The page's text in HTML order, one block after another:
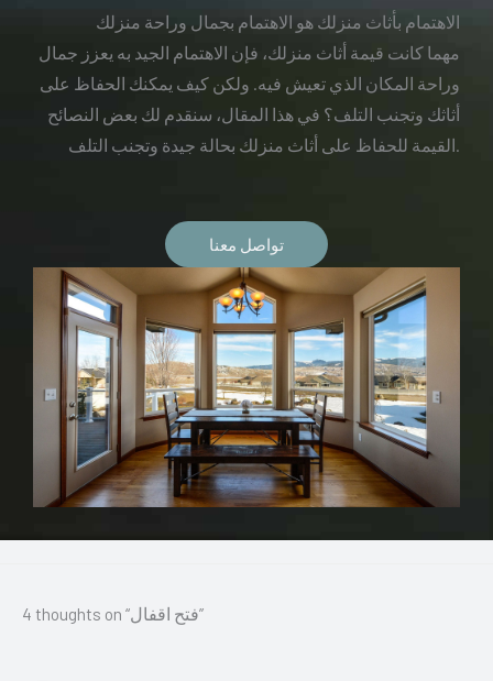
الاهتمام بأثاث منزلك هو الاهتمام بجمال وراحة منزلك
مهما كانت قيمة أثاث منزلك، فإن الاهتمام الجيد به يعزز جمال
وراحة المكان الذي تعيش فيه. ولكن كيف يمكنك الحفاظ على
أثاثك وتجنب التلف؟ في هذا المقال، سنقدم لك بعض النصائح
القيمة للحفاظ على أثاث منزلك بحالة جيدة وتجنب التلف.
تواصل معنا
4 thoughts on “فتح اقفال”